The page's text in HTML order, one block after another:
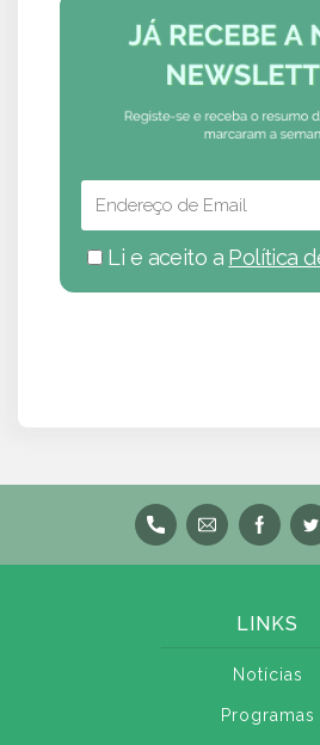
Li e aceito a Política
LINKS
Notícias
Programas